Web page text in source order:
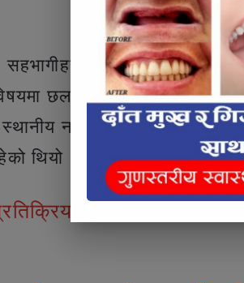
Article
सहभागीहरूले आफूले जानेको
छलफल गरेका थिए।
नागरिक, विद्यार्थी,
थियो । कार्यक्रममा चालीस